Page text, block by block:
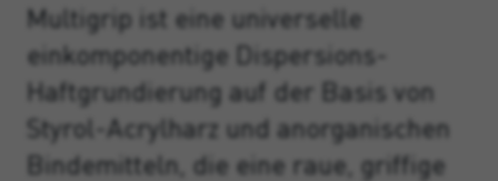
Multigrip ist eine universelle
einkomponentige Dispersions-
Haftgrundierung auf der Basis von
Styrol-Acrylharz und anorganischen
Bindemitteln, die eine raue, griffige